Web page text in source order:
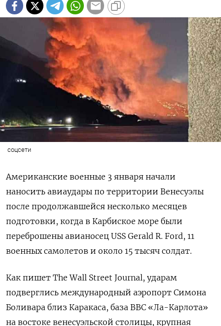
соцсети
Американские военные 3 января начали
наносить авиаудары по территории Венесуэлы
после продолжавшейся несколько месяцев
подготовки, когда в Карбиское море были
переброшены авианосец USS Gerald R. Ford, 11
военных самолетов и около 15 тысяч солдат.
Как пишет The Wall Street Journal, ударам
подверглись международный аэропорт Симона
Боливара близ Каракаса, база ВВС «Ла-Карлота»
на востоке венесуэльской столицы, крупная